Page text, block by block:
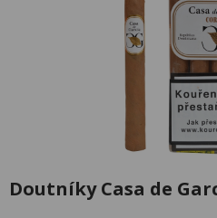
Doutníky Casa de